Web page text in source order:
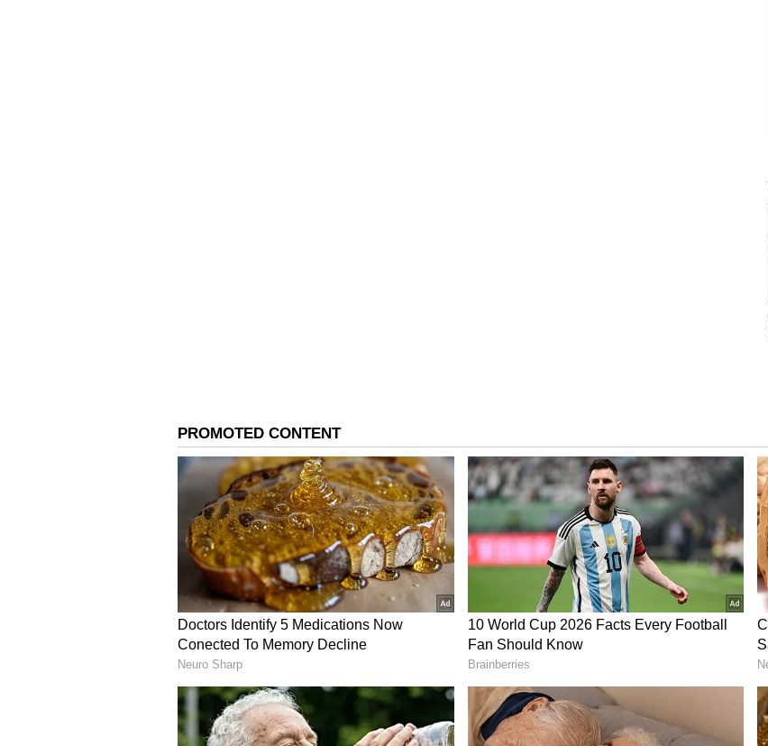
2. ಡ್ರೈನ್ ಪೈಪ್ (Drain Pipe) ಬ್ಲಾಕೇಜ್ ಹೋಗಲಾಡಿಸಲು
ಒಂದು ವೇಳೆ ಫಿಲ್ಟರ್ ಸ್ವಚ್ಛವಾಗಿದ್ದರೂ ನೀರು ಹೊರಹೋಗದೆ ಸಿಲುಕಿಕೊಳ್ಳುತ್ತಿದ್ದರೆ, ಸಮಸ್ಯೆ ಡ್ರೈನ್ ಪೈಪ್‌ನಲ್ಲಿ
ಇರಬಹುದು.
ಸ್ವಚ್ಛಗೊಳಿಸುವ ವಿಧಾನ:ಮಷಿನ್‌ನ ಹಿಂಭಾಗದಲ್ಲಿರುವ ಡ್ರೈನ್ ಪೈಪ್ ಅನ್ನು ಹೊರಗೆ ತೆಗೆಯಿರಿ. ಹಲವು ಬಾರಿ
ಪೈಪ್ ಮಡಚಿಕೊಂಡಿರುತ್ತದೆ (Kink), ಇದರಿಂದಾಗಿ ನೀರು ನಿಲ್ಲುತ್ತದೆ. ಮೊದಲು ಅದನ್ನು ನೇರಗೊಳಿಸಿ. ಇದರ
ನಂತರ, ಪೈಪ್‌ನೊಳಗೆ ಒಂದು ಉದ್ದವಾದ ವೈರ್ ಅಥವಾ ಬಟ್ಟೆ ಹ್ಯಾಂಗರ್ ಹಾಕಿ ಒಳಗೆ ಯಾವುದೇ ಬಟ್ಟೆ ಅಥವಾ
ಕಸ ಸಿಲುಕಿಕೊಂಡಿಲ್ಲ ಎಂಬುದನ್ನು ಖಚಿತಪಡಿಸಿಕೊಳ್ಳಿ. ಪೈಪ್‌ನೊಳಗೆ ಜೋರಾಗಿ ನೀರನ್ನು ಹಾಯಿಸಿ, ಇದರಿಂದ
ಒಳಗಿರುವ ಕೊಳೆಯೆಲ್ಲಾ ಕೊಚ್ಚಿಹೋಗುತ್ತದೆ.